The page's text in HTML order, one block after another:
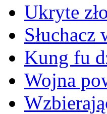
Ukryte zło
Słuchacz
Kung fu
Wojna